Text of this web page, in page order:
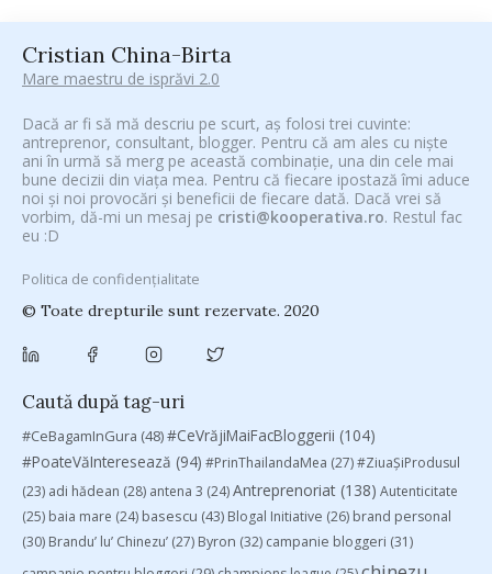
Cristian China-Birta
Mare maestru de isprăvi 2.0
Dacă ar fi să mă descriu pe scurt, aș folosi trei cuvinte:
antreprenor, consultant, blogger. Pentru că am ales cu niște
ani în urmă să merg pe această combinație, una din cele mai
bune decizii din viața mea. Pentru că fiecare ipostază îmi aduce
noi și noi provocări și beneficii de fiecare dată. Dacă vrei să
vorbim, dă-mi un mesaj pe cristi@kooperativa.ro. Restul fac
eu :D
Politica de confidențialitate
© Toate drepturile sunt rezervate. 2020
Caută după tag-uri
#CeBagamInGura (48)#CeVrăjiMaiFacBloggerii (104)
#PoateVăInteresează (94) #PrinThailandaMea (27)#ZiuaȘiProdusul
(23) adi hădean (28) antena 3 (24)Antreprenoriat (138) Autenticitate
(25) baia mare (24) basescu (43) Blogal Initiative (26) brand personal
(30) Brandu’ lu’ Chinezu’ (27) Byron (32) campanie bloggeri (31)